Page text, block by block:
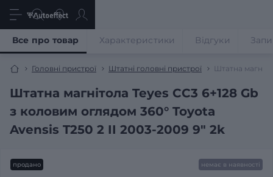
Головні пристрої Штатні головні пристрої Штатна
Штатна магнітола Teyes CC3 6+128 Gb
з коловим оглядом 360° Toyota
Avensis T250 2 II 2003-2009 9" 2k
Все про товар Характеристики Відгуки
продано немає в наявності